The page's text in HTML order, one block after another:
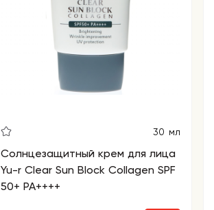
30 мл
Солнцезащитный крем для лица
Yu-r Clear Sun Block Collagen SPF
50+ PA++++